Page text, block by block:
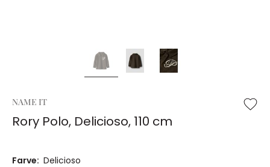
NAME IT
Rory Polo, Delicioso, 110 cm
Farve: Delicioso